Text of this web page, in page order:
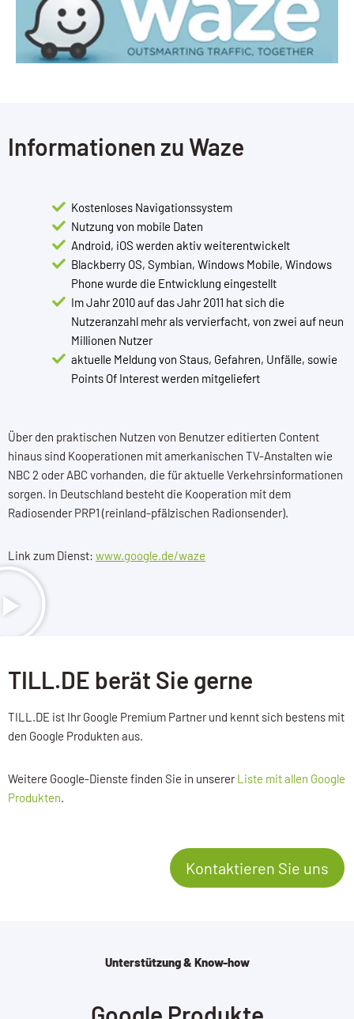
Informationen zu Waze
Kostenloses Navigationssystem
Nutzung von mobile Daten
Android, iOS werden aktiv weiterentwickelt
Blackberry OS, Symbian, Windows Mobile, Windows
Phone wurde die Entwicklung eingestellt
Im Jahr 2010 auf das Jahr 2011 hat sich die
Nutzeranzahl mehr als vervierfacht, von zwei auf neun
Millionen Nutzer
aktuelle Meldung von Staus, Gefahren, Unfälle, sowie
Points Of Interest werden mitgeliefert
Über den praktischen Nutzen von Benutzer editierten Content
hinaus sind Kooperationen mit amerkanischen TV-Anstalten wie
NBC 2 oder ABC vorhanden, die für aktuelle Verkehrsinformationen
sorgen. In Deutschland besteht die Kooperation mit dem
Radiosender PRP1 (reinland-pfälzischen Radionsender).
Link zum Dienst: www.google.de/waze
TILL.DE berät Sie gerne
TILL.DE ist Ihr Google Premium Partner und kennt sich bestens mit
den Google Produkten aus.
Weitere Google-Dienste finden Sie in unsererListe mit allen Google
Produkten.
Kontaktieren Sie uns
Unterstützung & Know-how